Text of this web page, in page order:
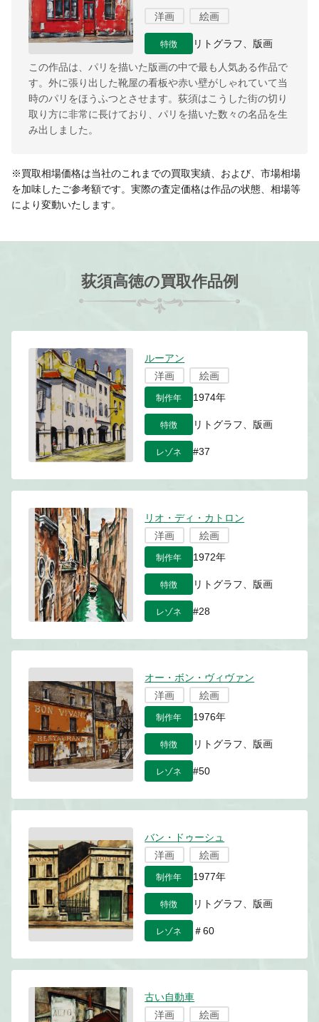
洋画 絵画
特徴 リトグラフ、版画
この作品は、パリを描いた版画の中で最も人気ある作品で
す。外に張り出した靴屋の看板や赤い壁がしゃれていて当
時のパリをほうふつとさせます。荻須はこうした街の切り
取り方に非常に長けており、パリを描いた数々の名品を生
み出しました。
※買取相場価格は当社のこれまでの買取実績、および、市場相場
を加味したご参考額です。実際の査定価格は作品の状態、相場等
により変動いたします。
荻須高徳の買取作品例
ルーアン
洋画
絵画
制作年 1974年
特徴 リトグラフ、版画
レゾネ #37
リオ・ディ・カトロン
洋画
絵画
制作年 1972年
特徴 リトグラフ、版画
レゾネ #28
オー・ボン・ヴィヴァン
洋画
絵画
制作年 1976年
特徴 リトグラフ、版画
レゾネ #50
バン・ドゥーシュ
洋画
絵画
制作年 1977年
特徴 リトグラフ、版画
レゾネ ＃60
古い自動車
洋画
絵画